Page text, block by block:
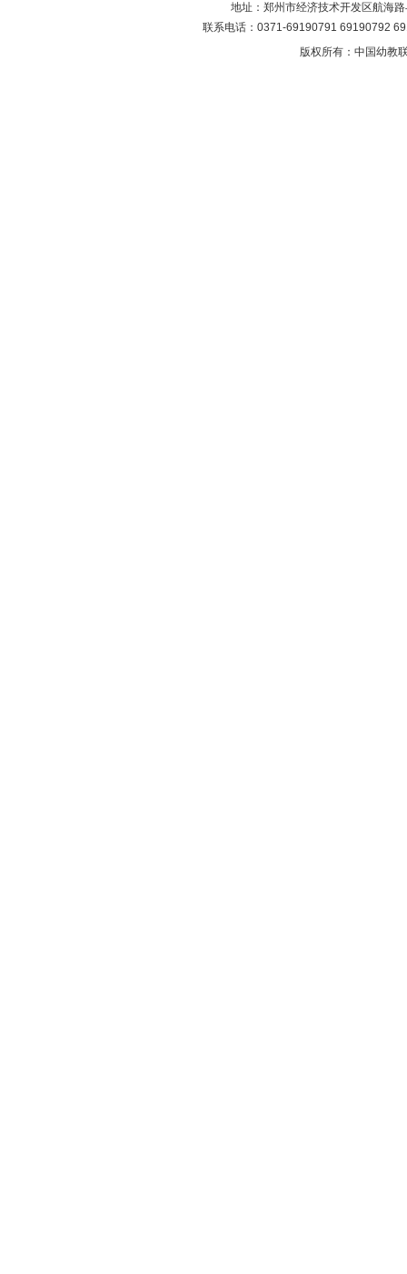
地址：郑州市经济技术开发区航海
联系电话：0371-69190791 69190792
版权所有：中国幼